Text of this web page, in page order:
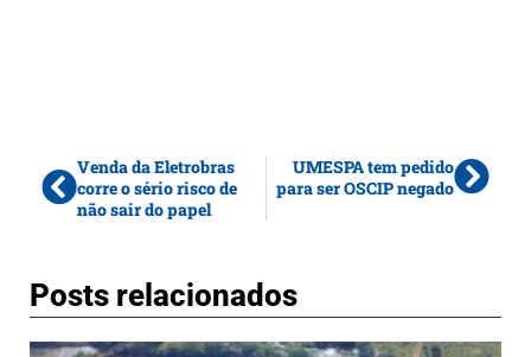
Venda da Eletrobras
corre o sério risco de
não sair do papel
UMESPA tem pedido
para ser OSCIP negado
Posts relacionados